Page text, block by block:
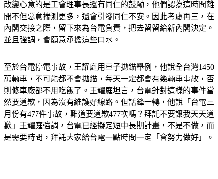
改變心意的是工會理事長還有同仁的鼓勵，他們認為這時間離
開不但惡意揣測更多，還會引發同仁不安。因此考慮再三，在
內閣交接之際，留下來為台電負責，把去留留給新內閣決定。
並且強調，會願意承擔這些口水。
至於台電停電事故，王耀庭用車子拋錨舉例，他說全台灣1450
萬輛車，不可能都不會拋錨，每天一定都會有幾輛車事故，否
則修車廠都不用吃飯了。王耀庭坦言，台電針對這樣的事件當
然要道歉，因為沒有維護好線路。但話鋒一轉，他說「台電三
月份有477件事故，難道要道歉477次嗎？拜託不要讓我天天道
歉」王耀庭強調，台電已經擬定短中長期計畫，不是不做，而
是需要時間，拜託大家給台電一點時間一定「會努力做好」。